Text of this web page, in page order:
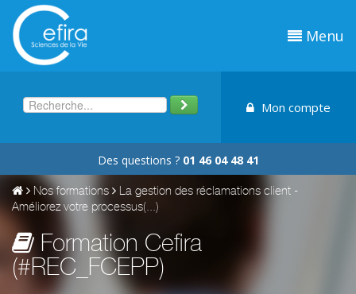
Menu
Mon compte
Des questions ? 01 46 04 48 41
Nos formations
La gestion des réclamations client -
Améliorez votre processus(...)
Formation Cefira
(#REC_FCEPP)